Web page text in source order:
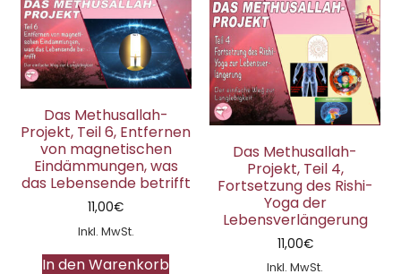
Das Methusallah-
Projekt, Teil 6, Entfernen
von magnetischen
Eindämmungen, was
das Lebensende betrifft
11,00€
Inkl. MwSt.
In den Warenkorb
Das Methusallah-
Projekt, Teil 4,
Fortsetzung des Rishi-
Yoga der
Lebensverlängerung
11,00€
Inkl. MwSt.